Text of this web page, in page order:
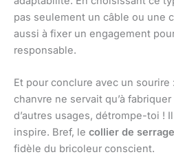
pas seulement un câble ou une
aussi à fixer un engagement
responsable.
Et pour conclure avec un
chanvre ne servait qu’à
d’autres usages, détrompe-toi !
inspire. Bref, le collier de
fidèle du bricoleur conscient.